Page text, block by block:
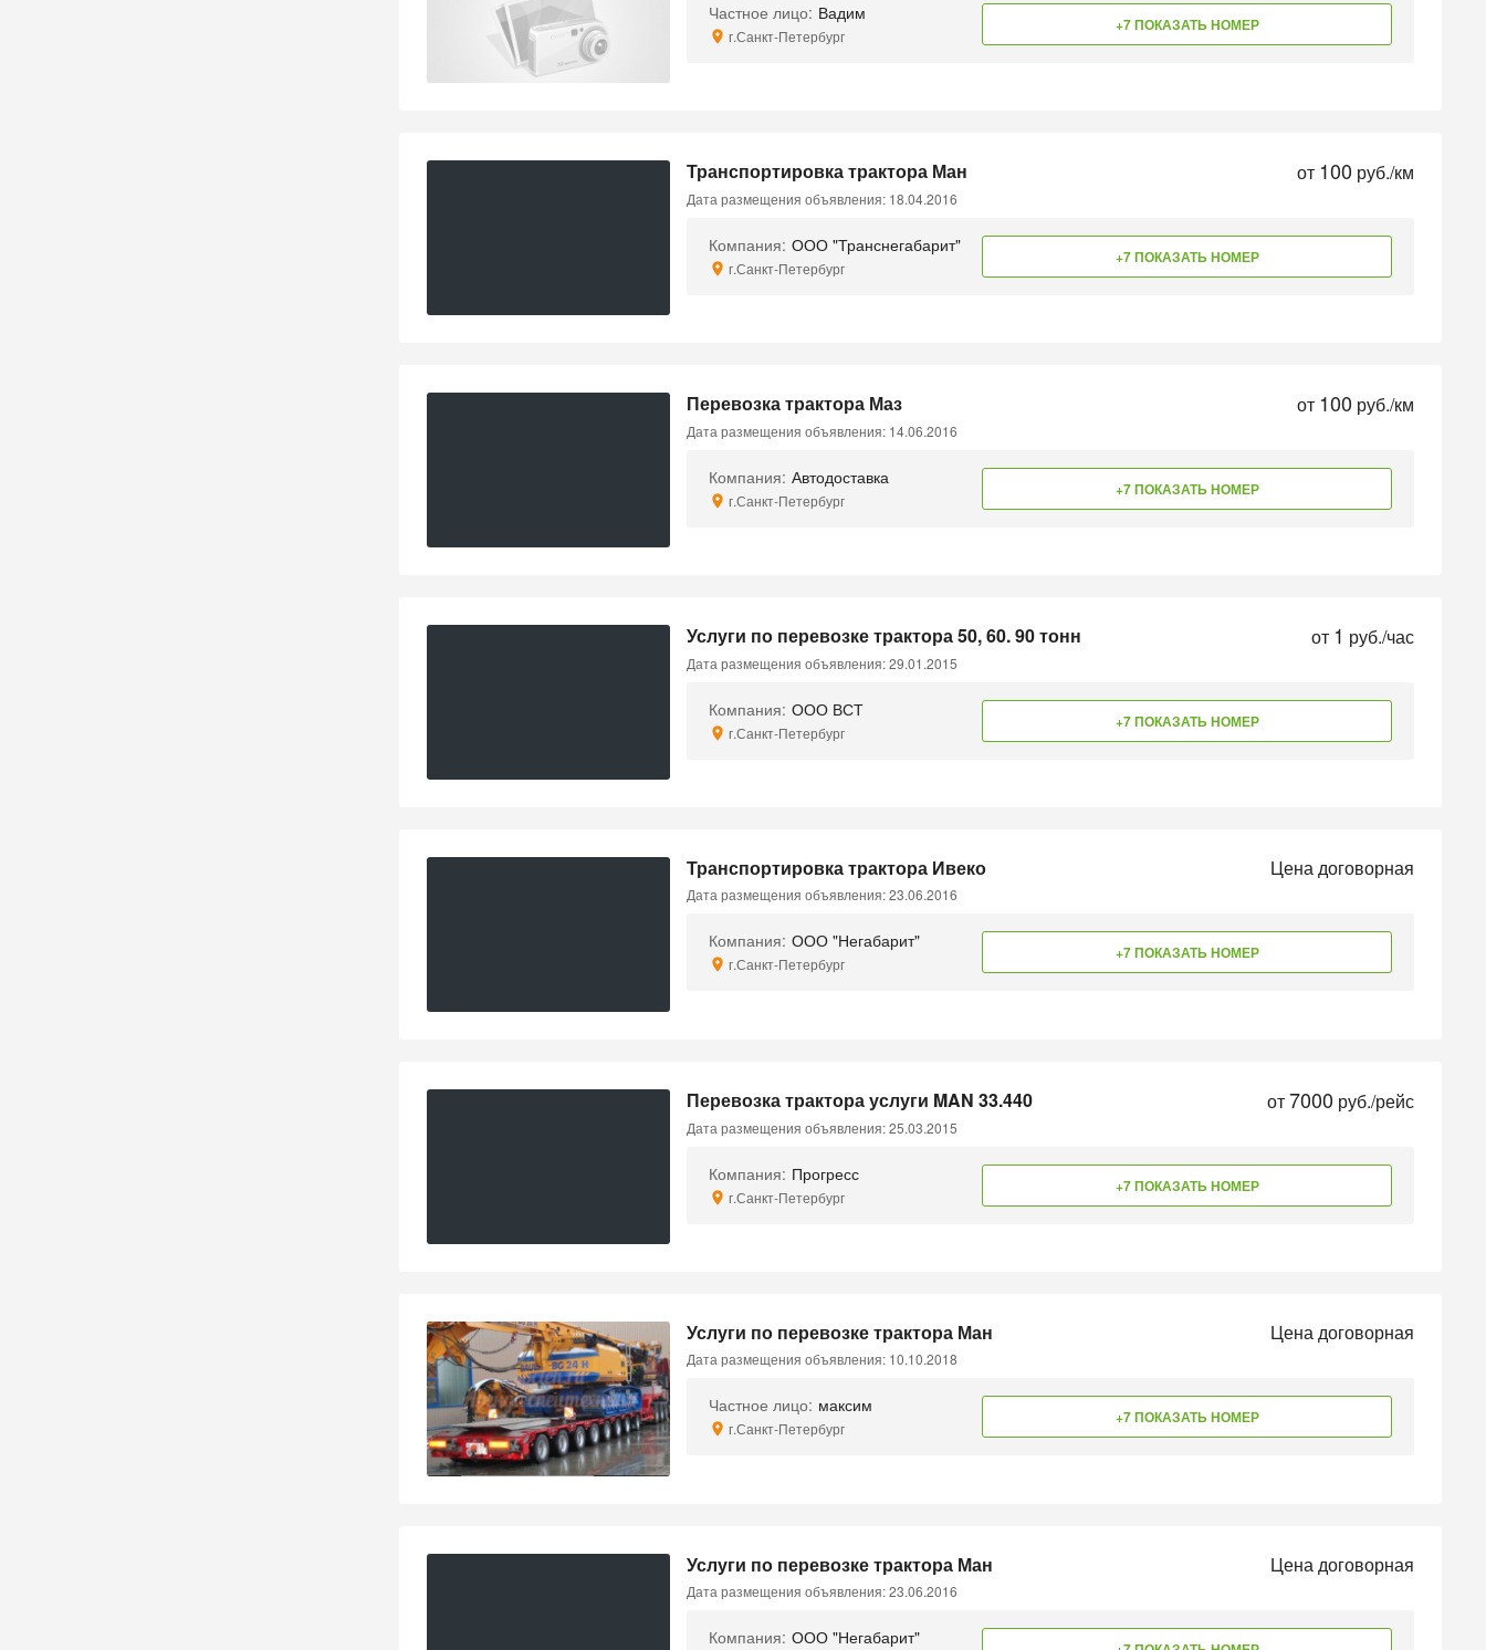
Частное лицо: Вадим
г.Санкт-Петербург
+7 ПОКАЗАТЬ НОМЕР
Транспортировка трактора Ман от 100 руб./км
Дата размещения объявления: 18.04.2016
Компания: ООО "Транснегабарит"
г.Санкт-Петербург
+7 ПОКАЗАТЬ НОМЕР
Перевозка трактора Маз от 100 руб./км
Дата размещения объявления: 14.06.2016
Компания: Автодоставка
г.Санкт-Петербург
+7 ПОКАЗАТЬ НОМЕР
Услуги по перевозке трактора 50, 60. 90 тонн от 1 руб./час
Дата размещения объявления: 29.01.2015
Компания: ООО ВСТ
г.Санкт-Петербург
+7 ПОКАЗАТЬ НОМЕР
Транспортировка трактора Ивеко Цена договорная
Дата размещения объявления: 23.06.2016
Компания: ООО "Негабарит"
г.Санкт-Петербург
+7 ПОКАЗАТЬ НОМЕР
Перевозка трактора услуги MAN 33.440 от7000 руб./рейс
Дата размещения объявления: 25.03.2015
Компания: Прогресс
г.Санкт-Петербург
+7 ПОКАЗАТЬ НОМЕР
Услуги по перевозке трактора Ман Цена договорная
Дата размещения объявления: 10.10.2018
Частное лицо: максим
г.Санкт-Петербург
+7 ПОКАЗАТЬ НОМЕР
Услуги по перевозке трактора Ман Цена договорная
Дата размещения объявления: 23.06.2016
Компания: ООО "Негабарит"